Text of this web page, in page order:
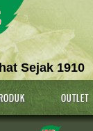
Sejak 1910
OUTLET